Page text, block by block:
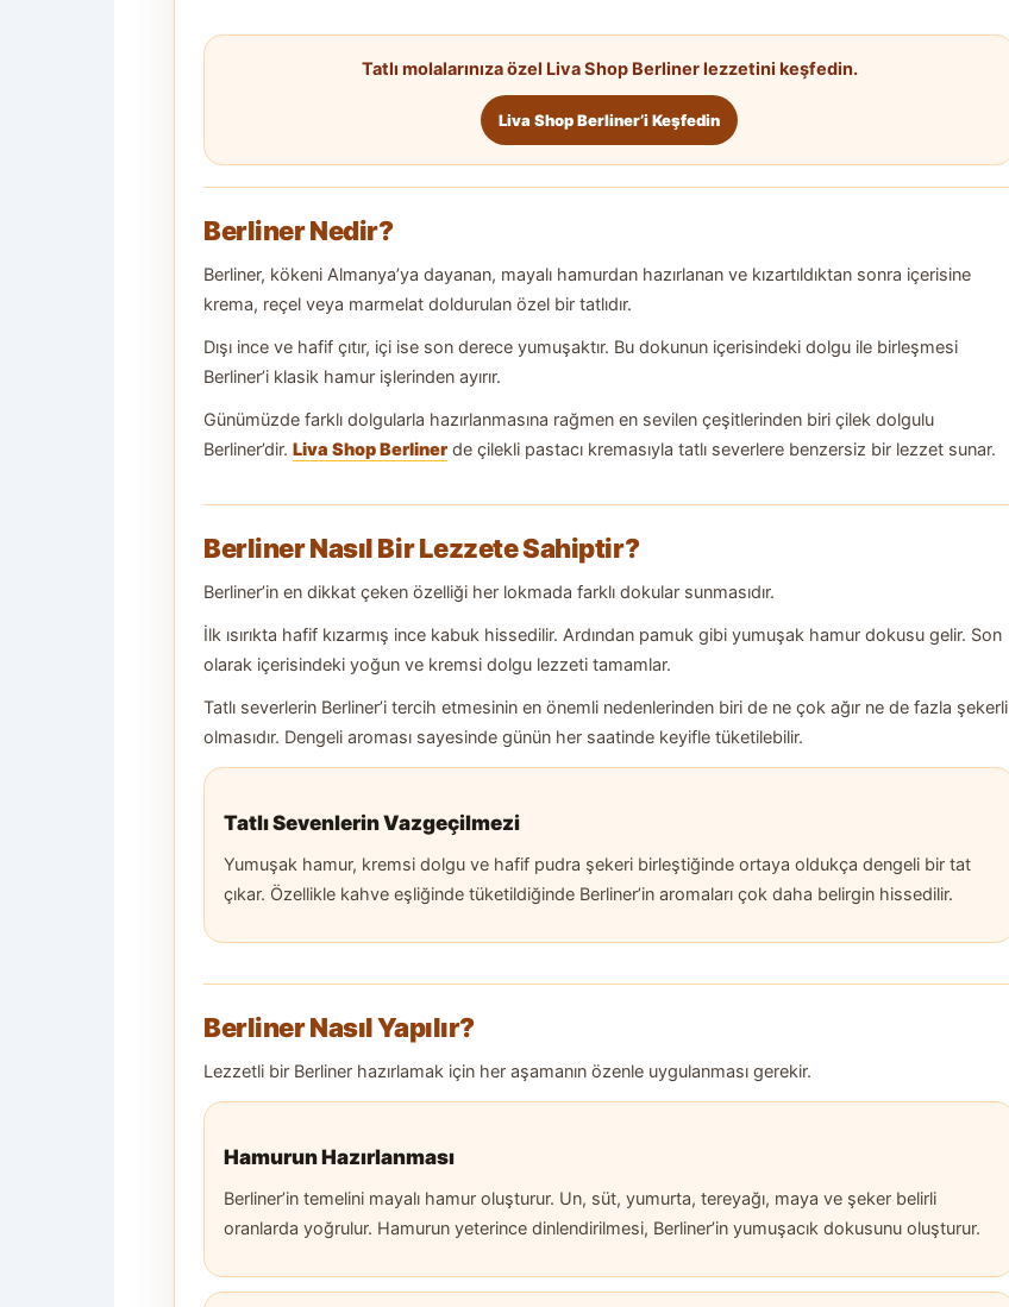
Tatlı molalarınıza özel Liva Shop Berliner lezzetini keşfedin.
Liva Shop Berliner’i Keşfedin
Berliner Nedir?
Berliner, kökeni Almanya’ya dayanan, mayalı hamurdan hazırlanan ve kızartıldıktan sonra içerisine
krema, reçel veya marmelat doldurulan özel bir tatlıdır.
Dışı ince ve hafif çıtır, içi ise son derece yumuşaktır. Bu dokunun içerisindeki dolgu ile birleşmesi
Berliner’i klasik hamur işlerinden ayırır.
Günümüzde farklı dolgularla hazırlanmasına rağmen en sevilen çeşitlerinden biri çilek dolgulu
Berliner’dir. Liva Shop Berliner de çilekli pastacı kremasıyla tatlı severlere benzersiz bir lezzet sunar.
Berliner Nasıl Bir Lezzete Sahiptir?
Berliner’in en dikkat çeken özelliği her lokmada farklı dokular sunmasıdır.
İlk ısırıkta hafif kızarmış ince kabuk hissedilir. Ardından pamuk gibi yumuşak hamur dokusu gelir. Son
olarak içerisindeki yoğun ve kremsi dolgu lezzeti tamamlar.
Tatlı severlerin Berliner’i tercih etmesinin en önemli nedenlerinden biri de ne çok ağır ne de fazla şekerli
olmasıdır. Dengeli aroması sayesinde günün her saatinde keyifle tüketilebilir.
Tatlı Sevenlerin Vazgeçilmezi
Yumuşak hamur, kremsi dolgu ve hafif pudra şekeri birleştiğinde ortaya oldukça dengeli bir tat
çıkar. Özellikle kahve eşliğinde tüketildiğinde Berliner’in aromaları çok daha belirgin hissedilir.
Berliner Nasıl Yapılır?
Lezzetli bir Berliner hazırlamak için her aşamanın özenle uygulanması gerekir.
Hamurun Hazırlanması
Berliner’in temelini mayalı hamur oluşturur. Un, süt, yumurta, tereyağı, maya ve şeker belirli
oranlarda yoğrulur. Hamurun yeterince dinlendirilmesi, Berliner’in yumuşacık dokusunu oluşturur.